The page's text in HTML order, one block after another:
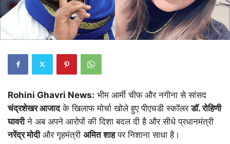
Rohini Ghavri News: भीम आर्मी चीफ और नगीना से सांसद
चंद्रशेखर आजादके खिलाफ मोर्चा खोले हुए पीएचडी स्कॉलरडॉ. रोहिणी
घावरीने अब अपने आरोपों की दिशा बदल दी है और सीधे प्रधानमंत्री
नरेंद्र मोदीऔर गृहमंत्री अमित शाहपर निशाना साधा है।